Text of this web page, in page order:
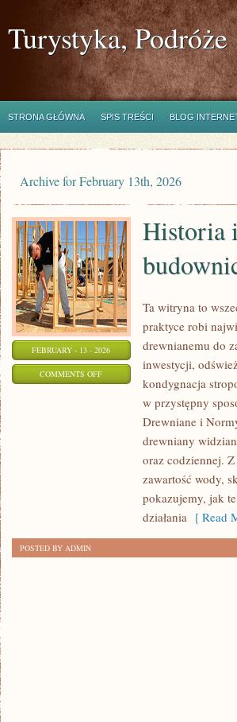
Turystyka, Podróże
STRONA GŁÓWNA SPIS TREŚCI BLOG
Archive for February 13th, 2026
FEBRUARY - 13 - 2026
COMMENTS OFFON
BUDOWNICTWIE
Historia
Ta witryna to
praktyce robi
drewnianemu do
inwestycji,
kondygnacja
w przystępny
Drewniane i
drewniany
oraz codziennej.
zawartość wody,
pokazujemy, jak
działania [ Read
POSTED BY ADMIN